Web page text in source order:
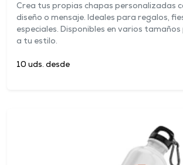
Crea tus propias chapas personalizadas
diseño o mensaje. Ideales para regalos,
especiales. Disponibles en varios
a tu estilo.
10 uds. desde